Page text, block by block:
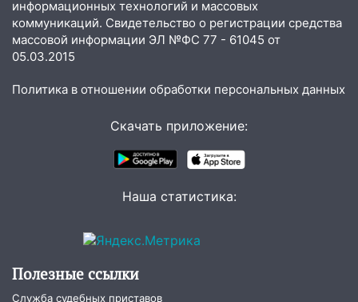
16:30 Прогноз погоды в Ульяновской
области на 5 августа
16:20 В Сурском районе сёла оказались
не защищены от лесных пожаров
16-м этаже в Ульяновске
Прокуратура потребовала
Инзенском районе
Симбирской епархии
15:45 Жителям села Тагай больше не
информационных технологий и массовых
коммуникаций. Свидетельство о регистрации средства
массовой информации ЭЛ №ФС 77 - 61045 от
05.03.2015
Политика в отношении обработки персональных данных
Скачать приложение:
Наша статистика:
Полезные ссылки
Служба судебных приставов